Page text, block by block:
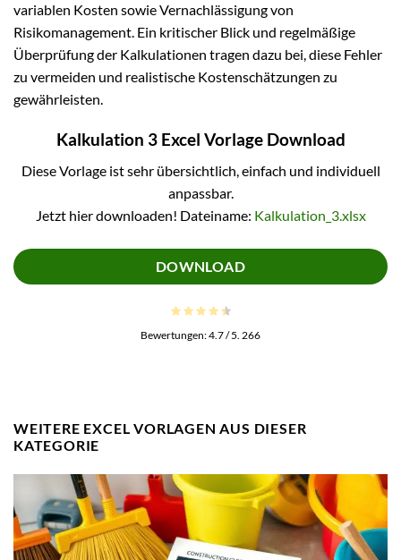
variablen Kosten sowie Vernachlässigung von
Risikomanagement. Ein kritischer Blick und regelmäßige
Überprüfung der Kalkulationen tragen dazu bei, diese Fehler
zu vermeiden und realistische Kostenschätzungen zu
gewährleisten.
Kalkulation 3 Excel Vorlage Download
Diese Vorlage ist sehr übersichtlich, einfach und individuell
anpassbar.
Jetzt hier downloaden! Dateiname: Kalkulation_3.xlsx
DOWNLOAD
Bewertungen:4.7/ 5. 266
WEITERE EXCEL VORLAGEN AUS DIESER
KATEGORIE